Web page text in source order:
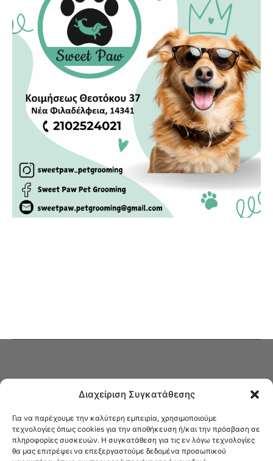
Διαχείριση Συγκατάθεσης
Για να παρέχουμε την καλύτερη εμπειρία, χρησιμοποιούμε
τεχνολογίες όπως cookies για την αποθήκευση ή/και την πρόσβαση σε
πληροφορίες συσκευών. Η συγκατάθεση για τις εν λόγω τεχνολογίες
θα μας επιτρέψει να επεξεργαστούμε δεδομένα προσωπικού
Στο Καφενείο θα βρείτε όλες τις ειδήσεις που αφορούν την Νέα
Φιλαδέλφεια και τη Νέα Χαλκηδόνα, καυτή αρθρογραφία, καθώς και